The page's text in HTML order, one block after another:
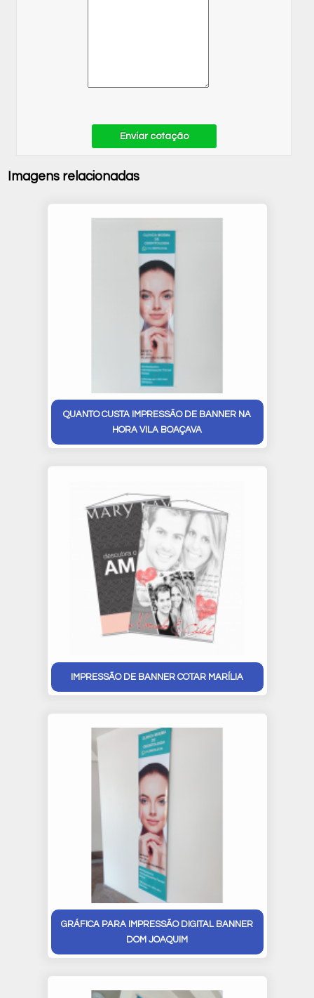
Enviar cotação
Imagens relacionadas
QUANTO CUSTA IMPRESSÃO DE BANNER NA
HORA VILA BOAÇAVA
IMPRESSÃO DE BANNER COTAR MARÍLIA
GRÁFICA PARA IMPRESSÃO DIGITAL BANNER
DOM JOAQUIM